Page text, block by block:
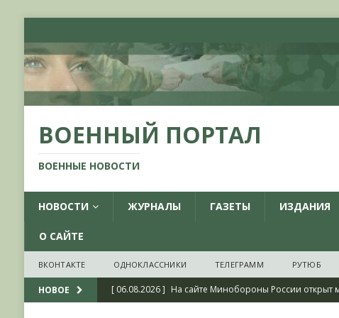
ВОЕННЫЙ ПОРТАЛ
ВОЕННЫЕ НОВОСТИ
НОВОСТИ ЖУРНАЛЫ ГАЗЕТЫ ИЗДАНИЯ
О САЙТЕ
ВКОНТАКТЕ ОДНОКЛАССНИКИ ТЕЛЕГРАММ РУТЮБ
НОВОЕ [ 06.08.2026 ] На сайте Минобороны России открыт